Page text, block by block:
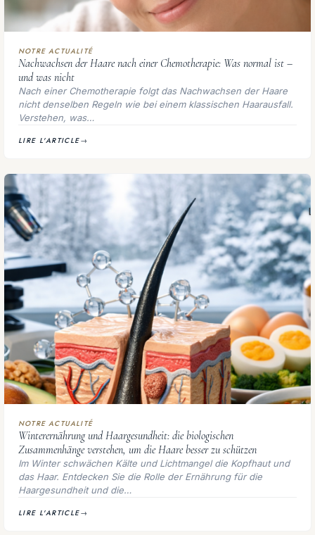
NOTRE ACTUALITÉ
Nachwachsen der Haare nach einer Chemotherapie: Was normal ist –
und was nicht
Nach einer Chemotherapie folgt das Nachwachsen der Haare
nicht denselben Regeln wie bei einem klassischen Haarausfall.
Verstehen, was…
LIRE L'ARTICLE→
NOTRE ACTUALITÉ
Winterernährung und Haargesundheit: die biologischen
Zusammenhänge verstehen, um die Haare besser zu schützen
Im Winter schwächen Kälte und Lichtmangel die Kopfhaut und
das Haar. Entdecken Sie die Rolle der Ernährung für die
Haargesundheit und die…
LIRE L'ARTICLE→